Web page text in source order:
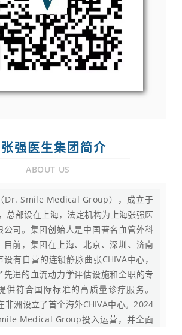
张强医生集团简介
ABOUT US
Dr. Smile Medical Group），成立于
总部设在上海，法定机构为上海张强医
公司。集团创始人是中国著名血管外科
目前，集团在上海、北京、深圳、济南
有自营的连锁静脉曲张CHIVA中心，
先进的血流动力学评估设施和全职的专
供符合国际标准的高质量诊疗服务。
非洲设立了首个海外CHIVA中心。2024
Medical Group投入运营，并全面